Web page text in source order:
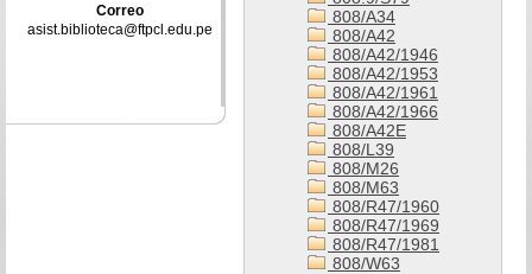
808/A34
808/A42
808/A42/1946
808/A42/1953
808/A42/1961
808/A42/1966
808/A42E
808/L39
808/M26
808/M63
808/R47/1960
808/R47/1969
808/R47/1981
808/W63
Correo
asist.biblioteca@ftpcl.edu.pe